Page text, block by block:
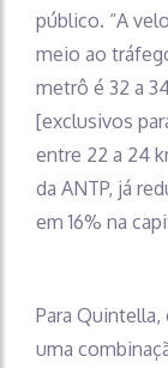
público. “A
meio ao
metrô é 32 a
[exclusivos
entre 22 a 24
da ANTP, já
em 16% na
Para
uma